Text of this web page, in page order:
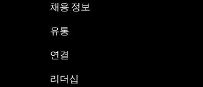
채용 정보
유통
연결
리더십